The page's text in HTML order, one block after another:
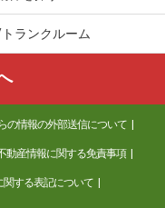
ランクルーム
の情報の外部送信について
動産情報に関する免責事項
関する表記について